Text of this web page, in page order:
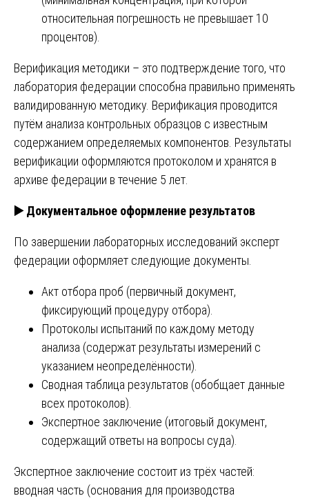
относительная погрешность не превышает 10
процентов).
Верификация методики – это подтверждение того, что
лаборатория федерации способна правильно применять
валидированную методику. Верификация проводится
путём анализа контрольных образцов с известным
содержанием определяемых компонентов. Результаты
верификации оформляются протоколом и хранятся в
архиве федерации в течение 5 лет.
▶️Документальное оформление результатов
По завершении лабораторных исследований эксперт
федерации оформляет следующие документы.
Акт отбора проб (первичный документ,
фиксирующий процедуру отбора).
Протоколы испытаний по каждому методу
анализа (содержат результаты измерений с
указанием неопределённости).
Сводная таблица результатов (обобщает данные
всех протоколов).
Экспертное заключение (итоговый документ,
содержащий ответы на вопросы суда).
Экспертное заключение состоит из трёх частей:
вводная часть (основания для производства